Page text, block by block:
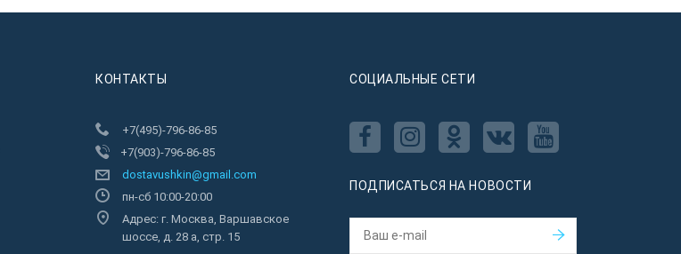
КОНТАКТЫ
+7(495)-796-86-85
+7(903)-796-86-85
dostavushkin@gmail.com
пн-сб 10:00-20:00
Адрес: г. Москва, Варшавское
шоссе, д. 28 а, стр. 15
CОЦИАЛЬНЫЕ СЕТИ
ПОДПИСАТЬСЯ НА НОВОСТИ